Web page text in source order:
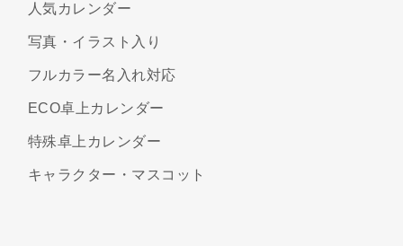
人気カレンダー
写真・イラスト入り
フルカラー名入れ対応
ECO卓上カレンダー
特殊卓上カレンダー
キャラクター・マスコット